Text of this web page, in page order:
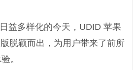
益多样化的今天，UDID 苹果
脱颖而出，为用户带来了前所
。